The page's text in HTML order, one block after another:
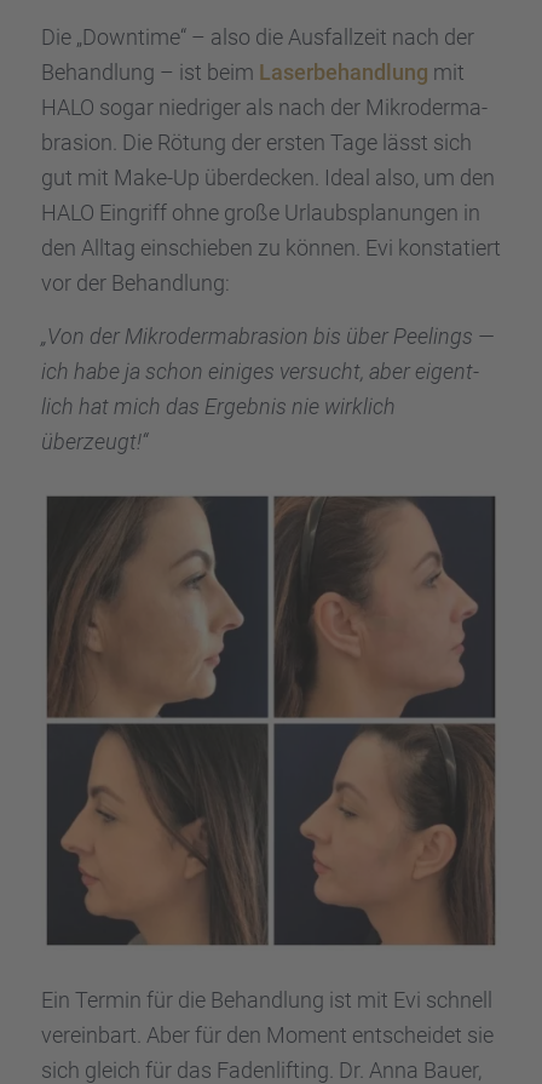
Die „Downtime“ – also die Ausfall­zeit nach der
Behand­lung – ist beim Laser­be­hand­lung mit
HALO sogar niedri­ger als nach der Mikro­der­ma­
bra­sion. Die Rötung der ersten Tage lässt sich
gut mit Make-Up überde­cken. Ideal also, um den
HALO Eingriff ohne große Urlaubs­pla­nun­gen in
den Alltag einschie­ben zu können. Evi konsta­tiert
vor der Behand­lung:
„Von der Mikro­der­ma­bra­sion bis über Peelings —
ich habe ja schon einiges versucht, aber eigent­
lich hat mich das Ergeb­nis nie wirklich
überzeugt!“
Ein Termin für die Behand­lung ist mit Evi schnell
verein­bart. Aber für den Moment entschei­det sie
sich gleich für das Faden­lif­ting. Dr. Anna Bauer,